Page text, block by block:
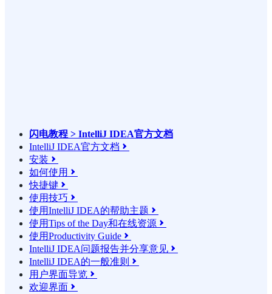
闪电教程 > IntelliJ IDEA官方文档
IntelliJ IDEA官方文档 
安装 
如何使用 
快捷键 
使用技巧 
使用IntelliJ IDEA的帮助主题 
使用Tips of the Day和在线资源 
使用Productivity Guide 
IntelliJ IDEA问题报告并分享意见 
IntelliJ IDEA的一般准则 
用户界面导览 
欢迎界面 